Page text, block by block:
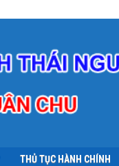
THỦ TỤC HÀNH CHÍNH